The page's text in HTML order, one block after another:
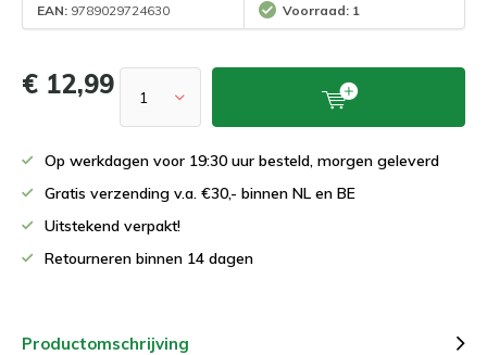
EAN: 9789029724630 Voorraad: 1
€ 12,99
Op werkdagen voor 19:30 uur besteld, morgen geleverd
Gratis verzending v.a. €30,- binnen NL en BE
Uitstekend verpakt!
Retourneren binnen 14 dagen
Productomschrijving